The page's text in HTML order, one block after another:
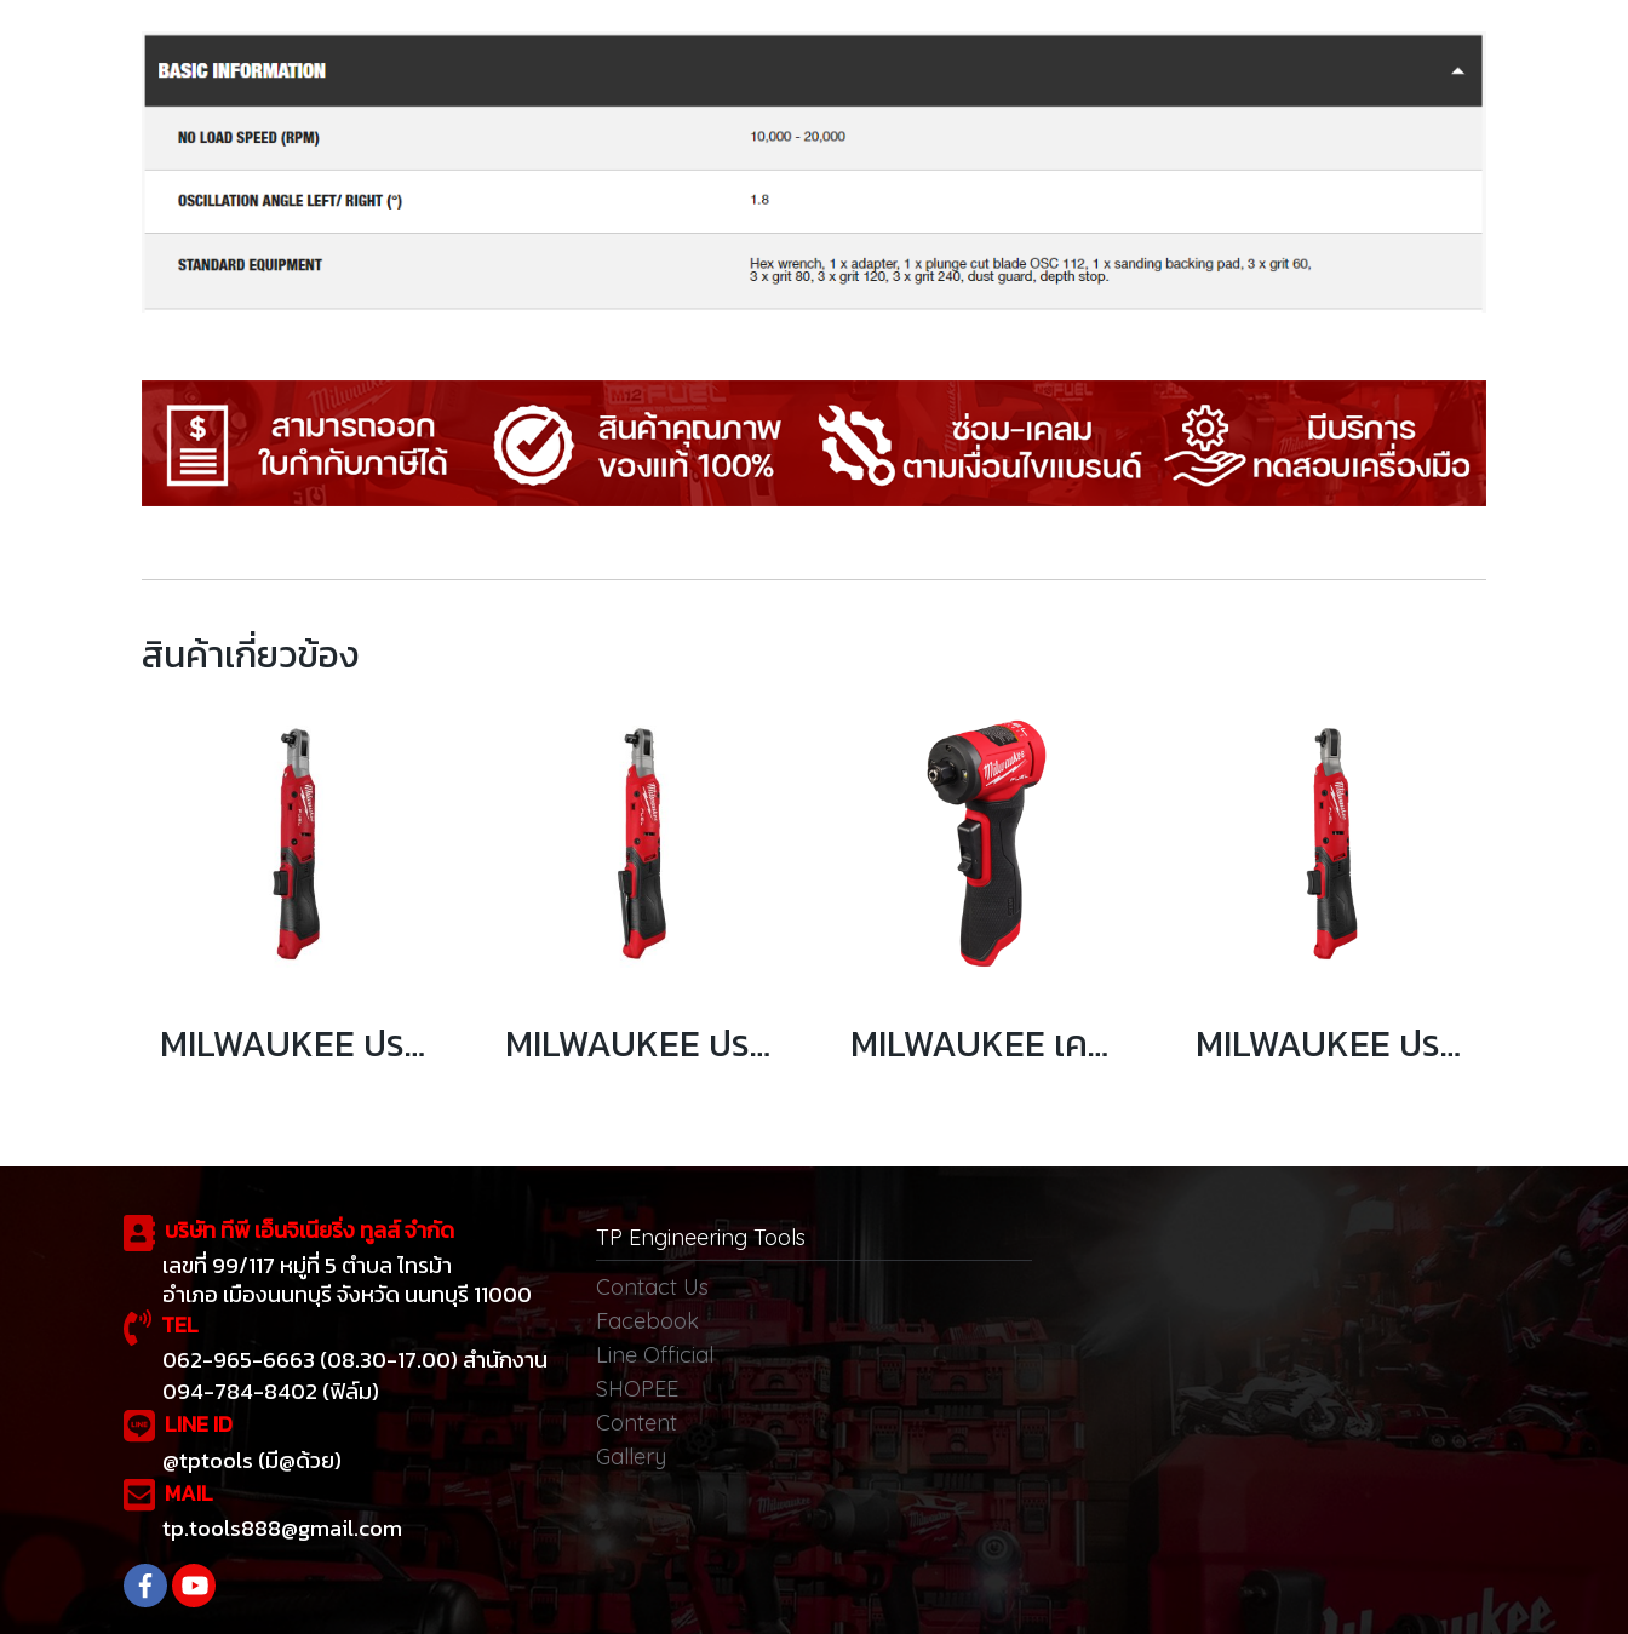
สินค้าเกี่ยวข้อง
MILWAUKEE ประแจบล็อกด้ามฟรี 1/2″ 108 Nm รุ่น M12 FIR12G2-0B0 MILWAUKEE ประแจบล็อกด้ามฟรี 3/8″ 95 Nm รุ่น M12 FIR38G2-0B0 MILWAUKEE เครื่องเจียรแกนหัวงอไร้สาย 12 โวลต์ รุ่น M12 FDGA2-0 MILWAUKEE ประแจบล็อกด้ามฟรี 1/4″ 61 Nm รุ่น M12 FIR14G2-0B0
บริษัท ทีพี เอ็นจิเนียริ่ง ทูลส์ จำกัด
เลขที่ 99/117 หมู่ที่ 5 ตำบล ไทรม้า
อำเภอ เมืองนนทบุรี จังหวัด นนทบุรี 11000
TEL
062-965-6663 (08.30-17.00) สำนักงาน
094-784-8402 (ฟิล์ม)
LINE ID
@tptools (มี@ด้วย)
MAIL
tp.tools888@gmail.com
TP Engineering Tools
Contact Us
Facebook
Line Official
SHOPEE
Content
Gallery